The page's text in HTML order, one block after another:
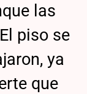
las
piso se
ya
que